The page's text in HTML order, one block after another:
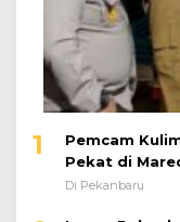
1
Pemcam
Pekat di
Di Pekanbaru